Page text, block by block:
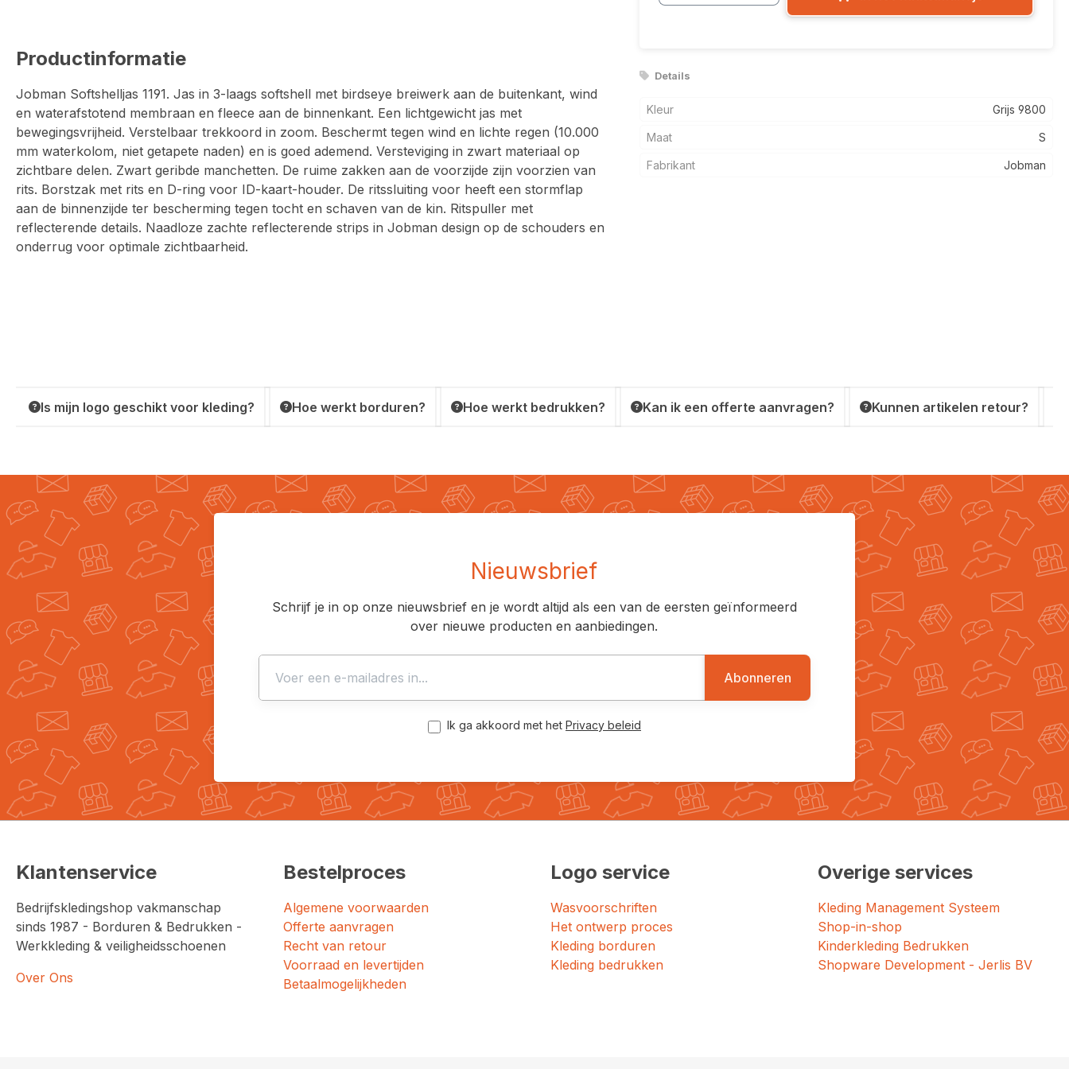
Productinformatie
Jobman Softshelljas 1191. Jas in 3-laags softshell met birdseye breiwerk aan de buitenkant, wind
en waterafstotend membraan en fleece aan de binnenkant. Een lichtgewicht jas met
bewegingsvrijheid. Verstelbaar trekkoord in zoom. Beschermt tegen wind en lichte regen (10.000
mm waterkolom, niet getapete naden) en is goed ademend. Versteviging in zwart materiaal op
zichtbare delen. Zwart geribde manchetten. De ruime zakken aan de voorzijde zijn voorzien van
rits. Borstzak met rits en D-ring voor ID-kaart-houder. De ritssluiting voor heeft een stormflap
aan de binnenzijde ter bescherming tegen tocht en schaven van de kin. Ritspuller met
reflecterende details. Naadloze zachte reflecterende strips in Jobman design op de schouders en
onderrug voor optimale zichtbaarheid.
Details
Kleur Grijs 9800
Maat S
Fabrikant Jobman
Is mijn logo geschikt voor kleding? Hoe werkt borduren? Hoe werkt bedrukken? Kan ik een offerte aanvragen? Kunnen artikelen retour?
Nieuwsbrief
Schrijf je in op onze nieuwsbrief en je wordt altijd als een van de eersten geïnformeerd
over nieuwe producten en aanbiedingen.
Abonneren
Ik ga akkoord met het Privacy beleid
Klantenservice
Bedrijfskledingshop vakmanschap
sinds 1987 - Borduren & Bedrukken -
Werkkleding & veiligheidsschoenen
Over Ons
Bestelproces
Algemene voorwaarden
Offerte aanvragen
Recht van retour
Voorraad en levertijden
Betaalmogelijkheden
Logo service
Wasvoorschriften
Het ontwerp proces
Kleding borduren
Kleding bedrukken
Overige services
Kleding Management Systeem
Shop-in-shop
Kinderkleding Bedrukken
Shopware Development - Jerlis BV